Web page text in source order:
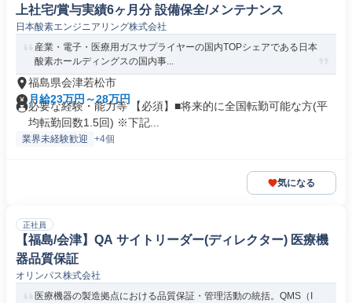
上社宅/賞与実績6ヶ月分 設備保全/メンテナンス
日本酸素エンジニアリング株式会社
産業・電子・医療用ガスサプライヤーの国内TOPシェアである日本
酸素ホールディングスの国内事...
福島県会津若松市
月給23万円～28万円
必要な経験・能力等 【必須】■将来的に全国転勤可能な方(平
均転勤回数1.5回) ※下記...
業界未経験歓迎 +4個
気になる
正社員
【福島/会津】QA サイトリーダー(ディレクター) 医療機
器品質保証
オリンパス株式会社
医療機器の製造拠点における品質保証・管理活動の統括。QMS（I